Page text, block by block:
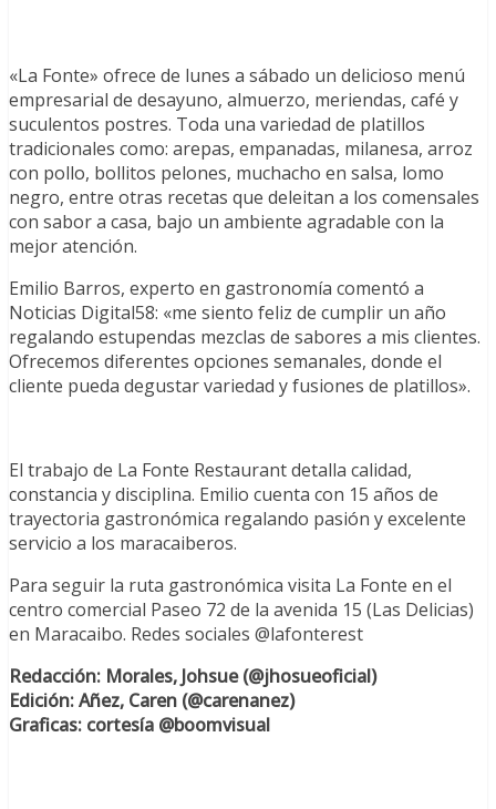
«La Fonte» ofrece de lunes a sábado un delicioso menú
empresarial de desayuno, almuerzo, meriendas, café y
suculentos postres. Toda una variedad de platillos
tradicionales como: arepas, empanadas, milanesa, arroz
con pollo, bollitos pelones, muchacho en salsa, lomo
negro, entre otras recetas que deleitan a los comensales
con sabor a casa, bajo un ambiente agradable con la
mejor atención.
Emilio Barros, experto en gastronomía comentó a
Noticias Digital58: «me siento feliz de cumplir un año
regalando estupendas mezclas de sabores a mis clientes.
Ofrecemos diferentes opciones semanales, donde el
cliente pueda degustar variedad y fusiones de platillos».
El trabajo de La Fonte Restaurant detalla calidad,
constancia y disciplina. Emilio cuenta con 15 años de
trayectoria gastronómica regalando pasión y excelente
servicio a los maracaiberos.
Para seguir la ruta gastronómica visita La Fonte en el
centro comercial Paseo 72 de la avenida 15 (Las Delicias)
en Maracaibo. Redes sociales @lafonterest
Redacción: Morales, Johsue (@jhosueoficial)
Edición: Añez, Caren (@carenanez)
Graficas: cortesía @boomvisual